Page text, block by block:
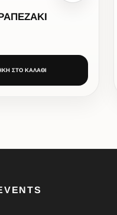
ΣΤΟ ΚΑΛΑΘΙ